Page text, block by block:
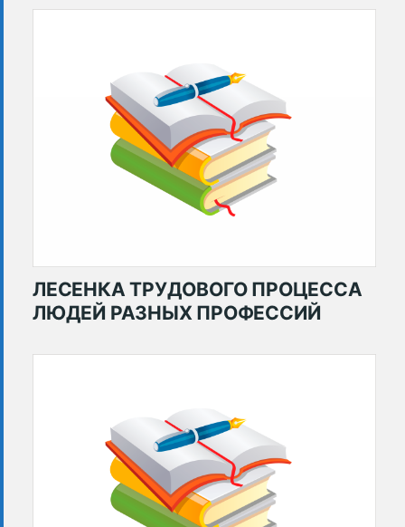
ЛЕСЕНКА ТРУДОВОГО ПРОЦЕССА
ЛЮДЕЙ РАЗНЫХ ПРОФЕССИЙ